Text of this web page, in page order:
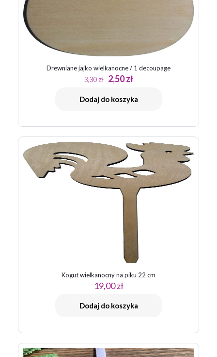
Drewniane jajko wielkanocne / 1 decoupage
3,30zł Pierwotna
wynosiła:
3,30 zł.
2,50złAktualna
wynosi:
Dodaj do koszyka
Kogut wielkanocny na piku 22 cm
19,00zł
Dodaj do koszyka